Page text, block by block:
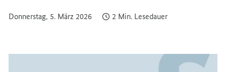
Donnerstag, 5. März 2026 2 Min. Lesedauer